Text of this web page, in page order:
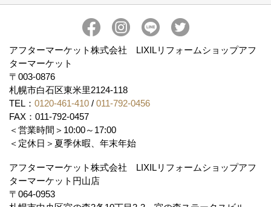
アフターマーケット株式会社 LIXILリフォームショップアフ
ターマーケット
〒003-0876
札幌市白石区東米里2124-118
TEL： 0120-461-410 / 011-792-0456
FAX：011-792-0457
＜営業時間＞10:00～17:00
＜定休日＞夏季休暇、年末年始
アフターマーケット株式会社 LIXILリフォームショップアフ
ターマーケット円山店
〒064-0953